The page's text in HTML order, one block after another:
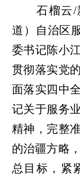
石榴云/新
道）自治区
委书记陈小
贯彻落实党
面落实四中
记关于服务
精神，完整
的治疆方略
总目标，紧